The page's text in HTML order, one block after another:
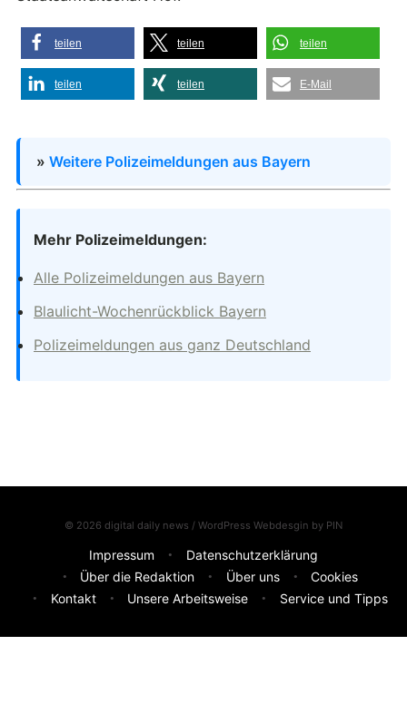
teilen teilen teilen
teilen teilen E-Mail
» Weitere Polizeimeldungen aus Bayern
Mehr Polizeimeldungen:
Alle Polizeimeldungen aus Bayern
Blaulicht-Wochenrückblick Bayern
Polizeimeldungen aus ganz Deutschland
© 2026 digital daily news / WordPress Webdesgin by PIN
Impressum
Datenschutzerklärung
Über die Redaktion
Über uns
Cookies
Kontakt
Unsere Arbeitsweise Service und Tipps